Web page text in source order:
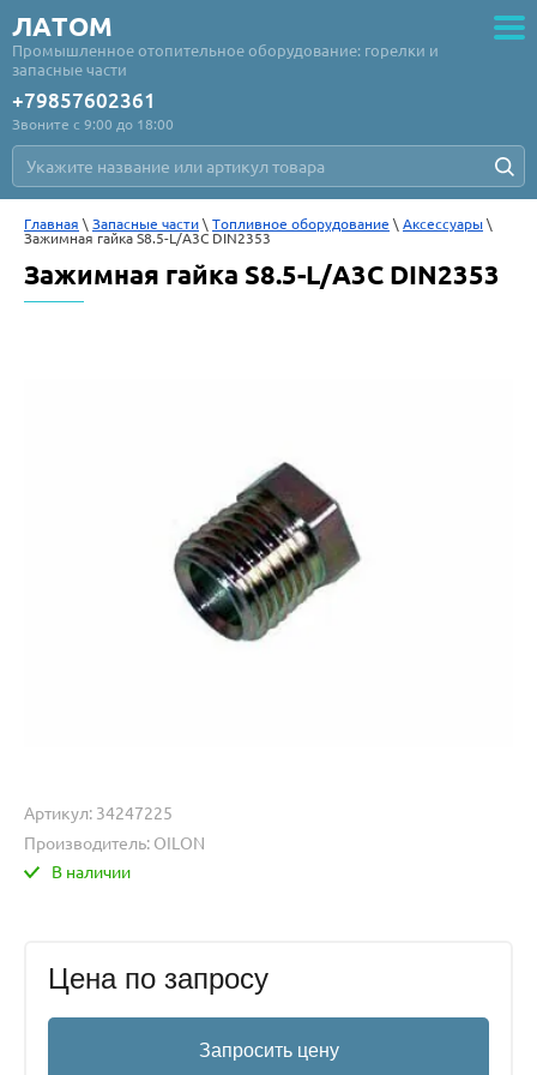
ЛАТОМ
Промышленное отопительное оборудование: горелки и
запасные части
+79857602361
Звоните с 9:00 до 18:00
Главная \ Запасные части \ Топливное оборудование \ Аксессуары \
Зажимная гайка S8.5-L/A3C DIN2353
Зажимная гайка S8.5-L/A3C DIN2353
Артикул: 34247225
Производитель: OILON
В наличии
Цена по запросу
Запросить цену